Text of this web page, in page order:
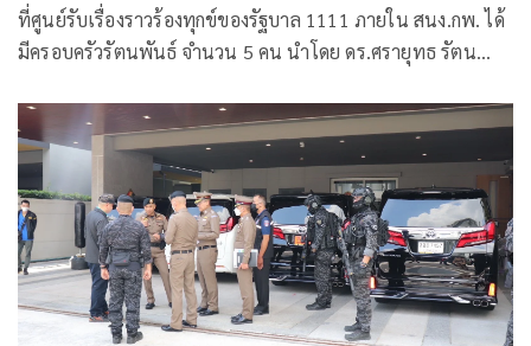
ที่ศูนย์รับเรื่องราวร้องทุกข์ของรัฐบาล 1111 ภายใน สนง.กพ. ได้
มีครอบครัวรัตนพันธ์ จำนวน 5 คน นำโดย ดร.ศรายุทธ รัตน